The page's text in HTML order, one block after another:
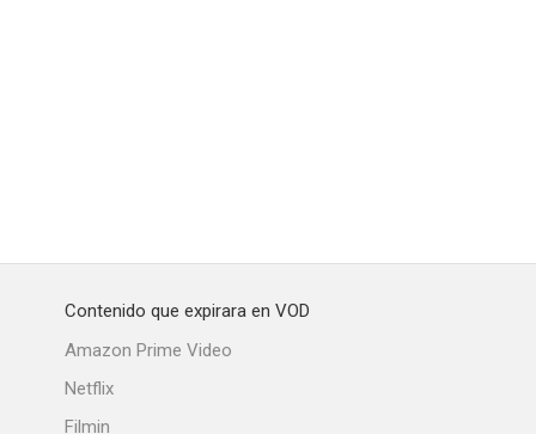
Contenido que expirara en VOD
Amazon Prime Video
Netflix
Filmin